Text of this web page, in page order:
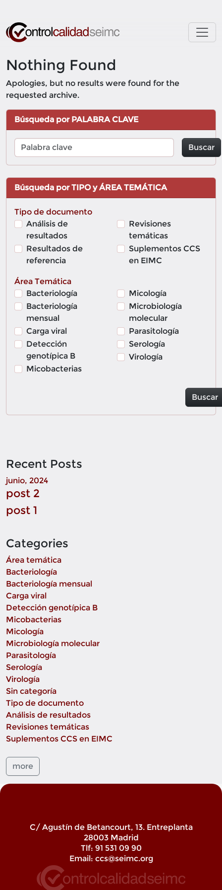
Skip to main content
Nothing Found
Apologies, but no results were found for the
requested archive.
Búsqueda por PALABRA CLAVE
Buscar
Búsqueda por TIPO y ÁREA TEMÁTICA
Tipo de documento
Análisis de
resultados
Resultados de
referencia
Revisiones
temáticas
Suplementos CCS
en EIMC
Área Temática
Bacteriología
Bacteriología
mensual
Carga viral
Detección
genotípica B
Micobacterias
Micología
Microbiología
molecular
Parasitología
Serología
Virología
Buscar
Recent Posts
junio, 2024
post 2
post 1
Categories
Área temática
Bacteriología
Bacteriología mensual
Carga viral
Detección genotípica B
Micobacterias
Micología
Microbiología molecular
Parasitología
Serología
Virología
Sin categoría
Tipo de documento
Análisis de resultados
Revisiones temáticas
Suplementos CCS en EIMC
more
C/ Agustín de Betancourt, 13. Entreplanta
28003 Madrid
Tlf: 91 531 09 90
Email: ccs@seimc.org